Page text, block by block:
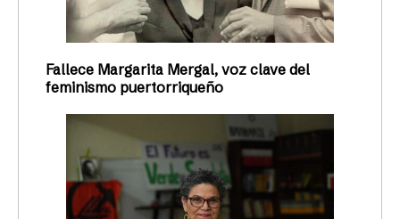
Fallece Margarita Mergal, voz clave del
feminismo puertorriqueño